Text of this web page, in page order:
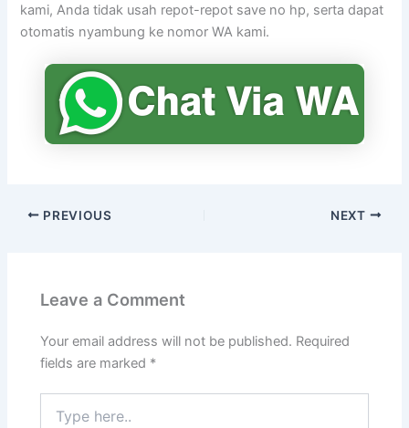
kami, Anda tidak usah repot-repot save no hp, serta dapat
otomatis nyambung ke nomor WA kami.
PREVIOUS NEXT
Leave a Comment
Your email address will not be published. Required
fields are marked *
here..